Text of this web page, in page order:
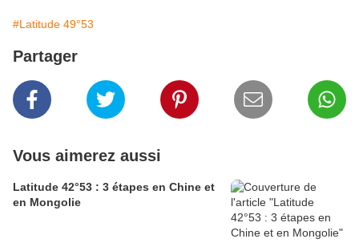
#Latitude 49°53
Partager
Vous aimerez aussi
Latitude 42°53 : 3 étapes en Chine et
en Mongolie